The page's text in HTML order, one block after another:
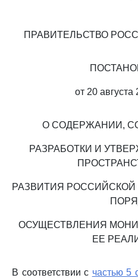
ПРАВИТЕЛЬСТВО
от 20 августа
О СОДЕРЖАНИИ,
РАЗРАБОТКИ И
РАЗВИТИЯ
ОСУЩЕСТВЛЕНИЯ
ЕЕ
В соответствии с частью 5